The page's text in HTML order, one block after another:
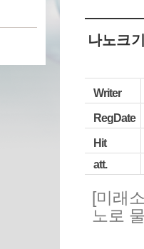
나노크
Writer
RegDate
Hit
att.
[미래
노로